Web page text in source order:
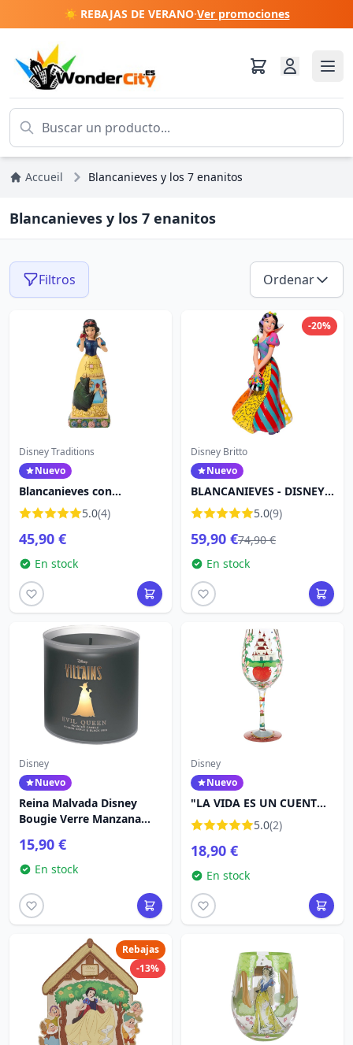
☀️ REBAJAS DE VERANO·Ver promociones
Accueil Blancanieves y los 7 enanitos
Blancanieves y los 7 enanitos
Filtros Ordenar
Disney Traditions
Nuevo
Blancanieves con
manzana – Vestido con
escena – Disney Traditions
5.0(4)
45,90 €
En stock
-20%
Disney Britto
Nuevo
BLANCANIEVES - DISNEY
BRITTO
5.0(9)
59,90 €74,90 €
En stock
Disney
Nuevo
Reina Malvada Disney
Bougie Verre Manzana
15,90 €
En stock
Disney
Nuevo
"LA VIDA ES UN CUENTO
DE HADAS" COPA DE VINO
DE BLANCA NIEVES -
DISNEY LOLITA
5.0(2)
18,90 €
En stock
Rebajas
-13%